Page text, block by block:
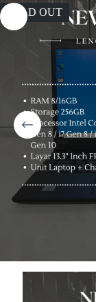
SOLD OUT